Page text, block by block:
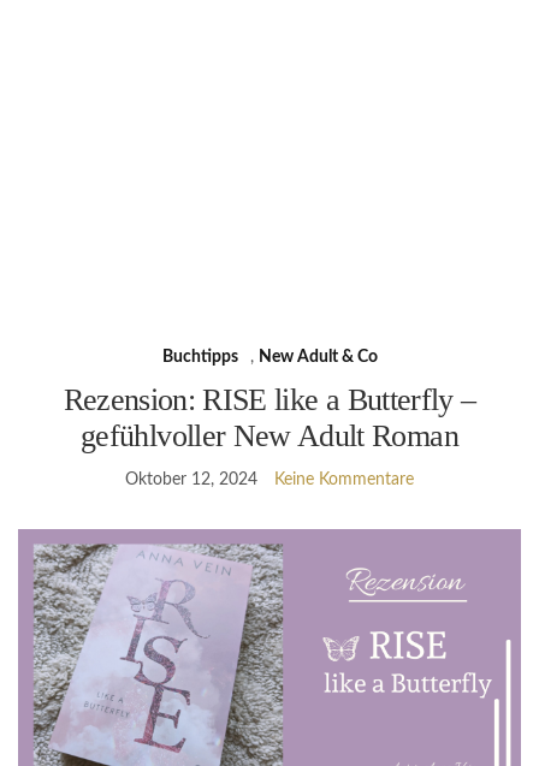
Buchtipps , New Adult & Co
Rezension: RISE like a Butterfly –
gefühlvoller New Adult Roman
Oktober 12, 2024 Keine Kommentare